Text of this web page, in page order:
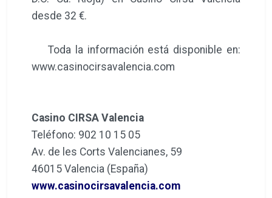
desde 32 €.
Toda la información está disponible en:
www.casinocirsavalencia.com
Casino CIRSA Valencia
Teléfono: 902 10 15 05
Av. de les Corts Valencianes, 59
46015 Valencia (España)
www.casinocirsavalencia.com